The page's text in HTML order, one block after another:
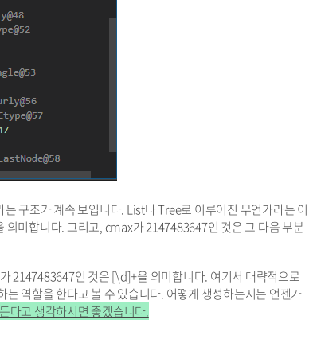
구조가 계속 보입니다. List나 Tree로 이루어진 무언가라는 이
미합니다. 그리고, cmax가 2147483647인 것은 그 다음 부분
2147483647인 것은 [\d]+을 의미합니다. 여기서 대략적으로
역할을 한다고 볼 수 있습니다. 어떻게 생성하는지는 언젠가
다고 생각하시면 좋겠습니다.